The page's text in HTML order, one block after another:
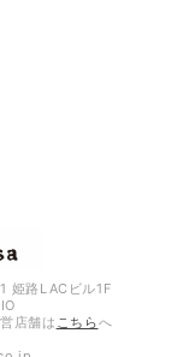
ブラック×オーロラ
）
姫路LACビル1F
店舗は こちらへ